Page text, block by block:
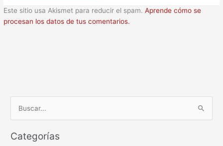
Este sitio usa Akismet para reducir el spam.Aprende cómo se
procesan los datos de tus comentarios.
s
Categorías